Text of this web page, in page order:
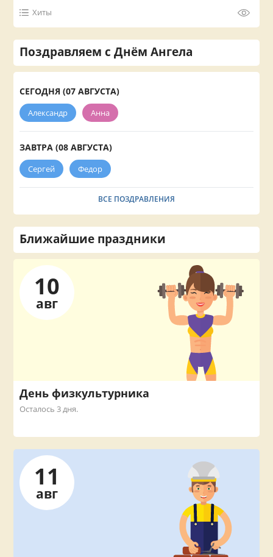
Хиты
Поздравляем с Днём Ангела
СЕГОДНЯ (07 АВГУСТА)
Александр Анна
ЗАВТРА (08 АВГУСТА)
Сергей Федор
ВСЕ ПОЗДРАВЛЕНИЯ
Ближайшие праздники
10
авг
День физкультурника
Осталось 3 дня.
11
авг